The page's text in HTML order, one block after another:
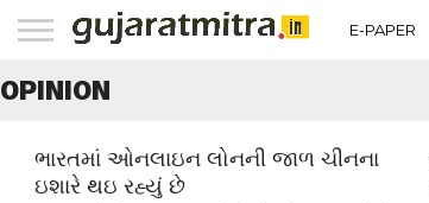
E-PAPER
OPINION
ભારતમાં ઓનલાઇન લોનની જાળ ચીનના
ઇશારે થઇ રહ્યું છે